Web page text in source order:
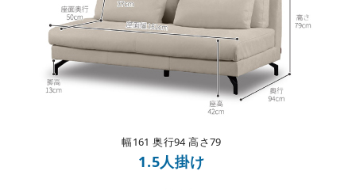
幅161 奥行94 高さ79
1.5人掛け